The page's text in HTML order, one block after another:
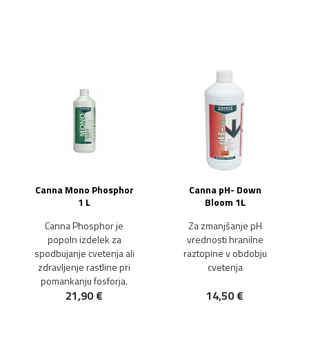
Canna Mono Phosphor
1 L
Canna Phosphor je
popoln izdelek za
spodbujanje cvetenja ali
zdravljenje rastline pri
pomankanju fosforja.
21,90 €
Canna pH- Down
Bloom 1L
Za zmanjšanje pH
vrednosti hranilne
raztopine v obdobju
cvetenja
14,50 €